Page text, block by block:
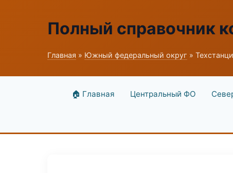
Полный справочник
Главная » Южный федеральный округ »
🏠 Главная Центральный ФО